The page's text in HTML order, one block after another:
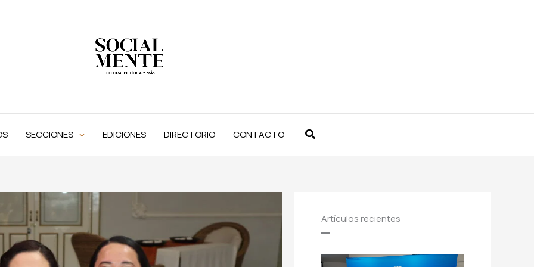
SECCIONES EDICIONES DIRECTORIO CONTACTO Buscar
Artículos recientes